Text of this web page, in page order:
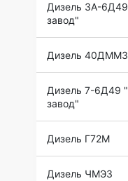
Дизель 3А-
завод"
Дизель 40ДММЗ
Дизель 7-6Д49
завод"
Дизель Г72М
Дизель ЧМЭ3